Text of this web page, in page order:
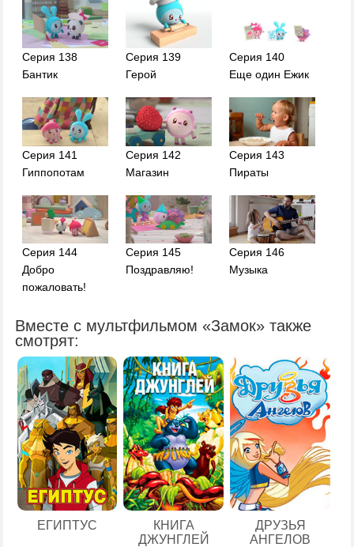
Серия 138
Бантик
Серия 139
Герой
Серия 140
Еще один Ежик
Серия 141
Гиппопотам
Серия 142
Магазин
Серия 143
Пираты
Серия 144
Добро
пожаловать!
Серия 145
Поздравляю!
Серия 146
Музыка
Вместе с мультфильмом «Замок» также
смотрят:
ЕГИПТУС
КНИГА
ДЖУНГЛЕЙ
ДРУЗЬЯ
АНГЕЛОВ